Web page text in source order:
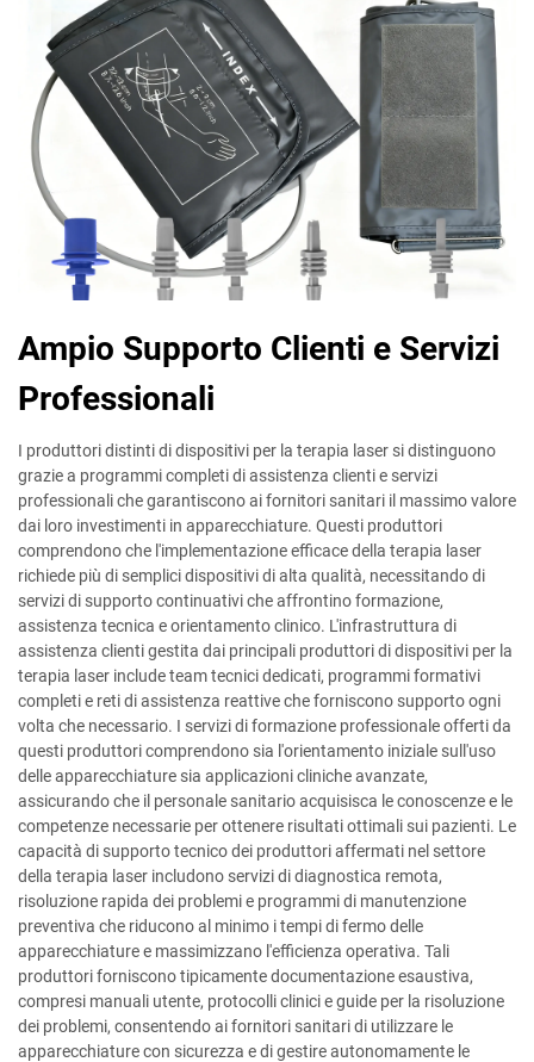
Ampio Supporto Clienti e Servizi
Professionali
I produttori distinti di dispositivi per la terapia laser si distinguono
grazie a programmi completi di assistenza clienti e servizi
professionali che garantiscono ai fornitori sanitari il massimo valore
dai loro investimenti in apparecchiature. Questi produttori
comprendono che l'implementazione efficace della terapia laser
richiede più di semplici dispositivi di alta qualità, necessitando di
servizi di supporto continuativi che affrontino formazione,
assistenza tecnica e orientamento clinico. L'infrastruttura di
assistenza clienti gestita dai principali produttori di dispositivi per la
terapia laser include team tecnici dedicati, programmi formativi
completi e reti di assistenza reattive che forniscono supporto ogni
volta che necessario. I servizi di formazione professionale offerti da
questi produttori comprendono sia l'orientamento iniziale sull'uso
delle apparecchiature sia applicazioni cliniche avanzate,
assicurando che il personale sanitario acquisisca le conoscenze e le
competenze necessarie per ottenere risultati ottimali sui pazienti. Le
capacità di supporto tecnico dei produttori affermati nel settore
della terapia laser includono servizi di diagnostica remota,
risoluzione rapida dei problemi e programmi di manutenzione
preventiva che riducono al minimo i tempi di fermo delle
apparecchiature e massimizzano l'efficienza operativa. Tali
produttori forniscono tipicamente documentazione esaustiva,
compresi manuali utente, protocolli clinici e guide per la risoluzione
dei problemi, consentendo ai fornitori sanitari di utilizzare le
apparecchiature con sicurezza e di gestire autonomamente le